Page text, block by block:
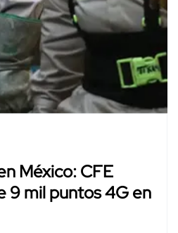
México: CFE
9 mil puntos 4G en